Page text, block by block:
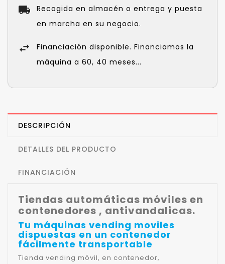
Recogida en almacén o entrega y puesta
en marcha en su negocio.
Financiación disponible. Financiamos la
máquina a 60, 40 meses...
DESCRIPCIÓN
DETALLES DEL PRODUCTO
FINANCIACIÓN
Tiendas automáticas móviles en
contenedores , antivandalicas.
Tu máquinas vending moviles
dispuestas en un contenedor
fácilmente transportable
Tienda vending móvil, en contenedor,